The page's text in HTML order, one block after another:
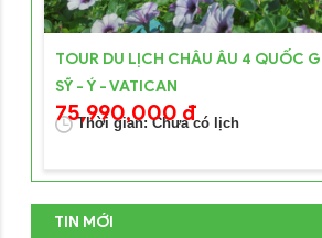
TOUR DU LỊCH CHÂU ÂU 4 QUỐC
SỸ - Ý - VATICAN
Thời gian: Chưa có lịch
75,990,000 đ
TIN MỚI